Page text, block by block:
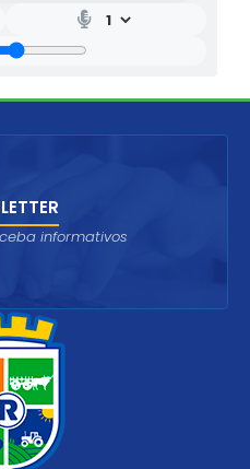
informativos